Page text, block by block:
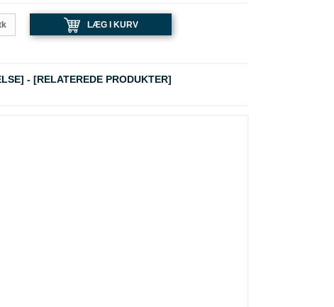
LÆG I KURV
- [RELATEREDE PRODUKTER]